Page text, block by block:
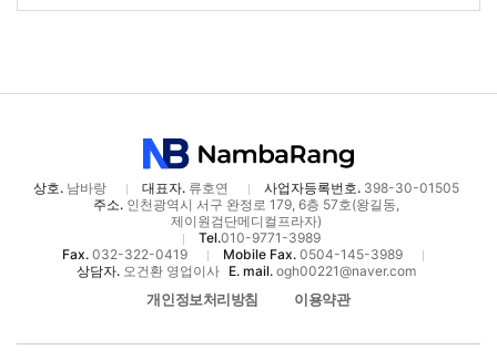
상호.남바랑 대표자.류호연 사업자등록번호.398-30-01505
주소.인천광역시 서구 완정로 179, 6층 57호(왕길동,
제이원검단메디컬프라자)
Tel.010-9771-3989
Fax. 032-322-0419 Mobile Fax. 0504-145-3989
상담자.오건환 영업이사 E. mail.ogh00221@naver.com
개인정보처리방침 이용약관